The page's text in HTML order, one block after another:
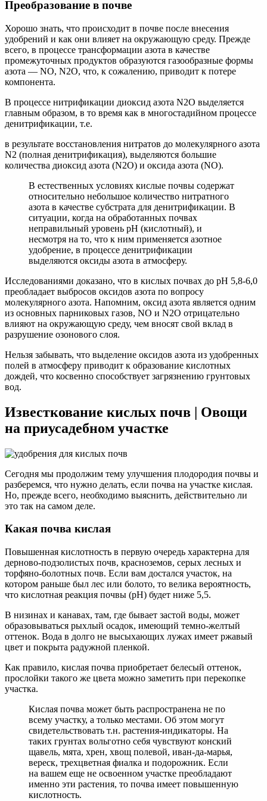
Преобразование в почве
Хорошо знать, что происходит в почве после внесения
удобрений и как они влияет на окружающую среду. Прежде
всего, в процессе трансформации азота в качестве
промежуточных продуктов образуются газообразные формы
азота — NO, N2O, что, к сожалению, приводит к потере
компонента.
В процессе нитрификации диоксид азота N2O выделяется
главным образом, в то время как в многостадийном процессе
денитрификации, т.е.
в результате восстановления нитратов до молекулярного азота
N2 (полная денитрификация), выделяются большие
количества диоксид азота (N2O) и оксида азота (NO).
В естественных условиях кислые почвы содержат
относительно небольшое количество нитратного
азота в качестве субстрата для денитрификации. В
ситуации, когда на обработанных почвах
неправильный уровень рН (кислотный), и
несмотря на то, что к ним применяется азотное
удобрение, в процессе денитрификации
выделяются оксиды азота в атмосферу.
Исследованиями доказано, что в кислых почвах до рН 5,8-6,0
преобладает выбросов оксидов азота по вопросу
молекулярного азота. Напомним, оксид азота является одним
из основных парниковых газов, NO и N2O отрицательно
влияют на окружающую среду, чем вносят свой вклад в
разрушение озонового слоя.
Нельзя забывать, что выделение оксидов азота из удобренных
полей в атмосферу приводит к образование кислотных
дождей, что косвенно способствует загрязнению грунтовых
вод.
Известкование кислых почв | Овощи
на приусадебном участке
Сегодня мы продолжим тему улучшения плодородия почвы и
разберемся, что нужно делать, если почва на участке кислая.
Но, прежде всего, необходимо выяснить, действительно ли
это так на самом деле.
Какая почва кислая
Повышенная кислотность в первую очередь характерна для
дерново-подзолистых почв, красноземов, серых лесных и
торфяно-болотных почв. Если вам достался участок, на
котором раньше был лес или болото, то велика вероятность,
что кислотная реакция почвы (рН) будет ниже 5,5.
В низинах и канавах, там, где бывает застой воды, может
образовываться рыхлый осадок, имеющий темно-желтый
оттенок. Вода в долго не высыхающих лужах имеет ржавый
цвет и покрыта радужной пленкой.
Как правило, кислая почва приобретает белесый оттенок,
прослойки такого же цвета можно заметить при перекопке
участка.
Кислая почва может быть распространена не по
всему участку, а только местами. Об этом могут
свидетельствовать т.н. растения-индикаторы. На
таких грунтах вольготно себя чувствуют конский
щавель, мята, хрен, хвощ полевой, иван-да-марья,
вереск, трехцветная фиалка и подорожник. Если
на вашем еще не освоенном участке преобладают
именно эти растения, то почва имеет повышенную
кислотность.